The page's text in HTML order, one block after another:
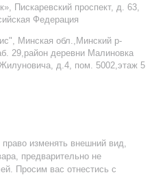
Пискаревский проспект, д. 63,
Федерация
Минская обл.,Минский р-
29,район деревни Малиновка
д.4, пом. 5002,этаж 5
изменять внешний вид,
предварительно не
Просим вас отнестись с